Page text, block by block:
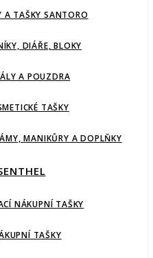
A TAŠKY SANTORO
DIÁŘE, BLOKY
A POUZDRA
TAŠKY
MANIKŮRY A DOPLŇKY
NÁKUPNÍ TAŠKY
TAŠKY